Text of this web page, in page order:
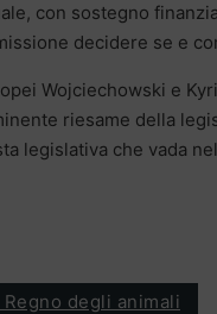
con sostegno
decidere se e
Wojciechowski e
riesame della
legislativa che vada
Regno degli animali